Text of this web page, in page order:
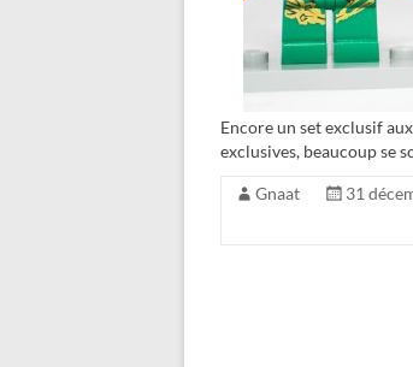
Encore un set exclusif
exclusives, beaucoup se
Gnaat 31